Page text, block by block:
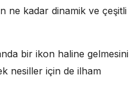
ne kadar dinamik ve çeşitli
bir ikon haline gelmesini
nesiller için de ilham